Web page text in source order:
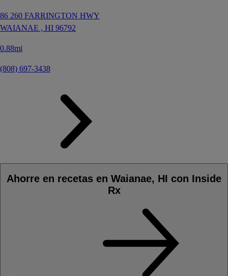
86 260 FARRINGTON HWY
WAIANAE , HI 96792
0.88mi
(808) 697-3438
Ahorre en recetas en Waianae, HI con Inside
Rx